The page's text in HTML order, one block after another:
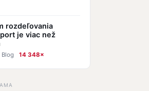
rozdeľovania
je viac než
Blog 14 348×